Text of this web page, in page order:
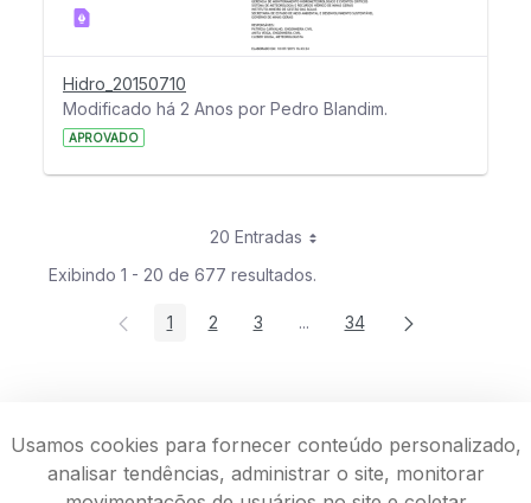
Hidro_20150710
Modificado há 2 Anos por Pedro Blandim.
APROVADO
20 Entradas
Exibindo 1 - 20 de 677 resultados.
Página
1 Página
2 Página
3 ...Páginas intermediárias Usar
Página
34
Usamos cookies para fornecer conteúdo personalizado,
analisar tendências, administrar o site, monitorar